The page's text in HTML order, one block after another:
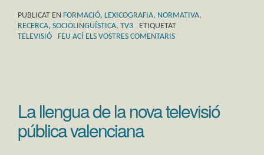
PUBLICAT EN FORMACIÓ, LEXICOGRAFIA, NORMATIVA,
RECERCA, SOCIOLINGÜÍSTICA, TV3
ETIQUETAT
TELEVISIÓ
FEU ACÍ ELS VOSTRES COMENTARIS
La llengua de la nova televisió
pública valenciana